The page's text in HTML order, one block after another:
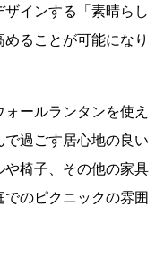
インする「素晴らし
ることが可能になり
ールランタンを使え
過ごす居心地の良い
椅子、その他の家具
のピクニックの雰囲